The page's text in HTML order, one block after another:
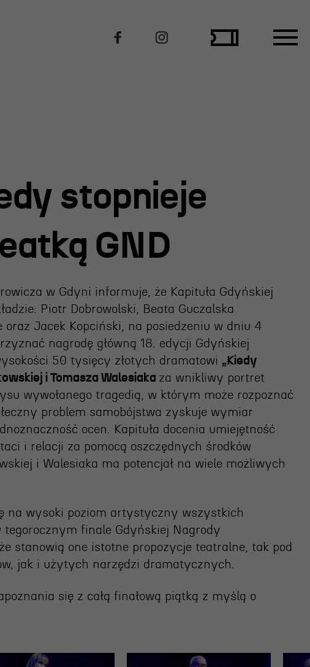
OSIECKA.
ARCHIPELAGI
reż. Jacek Bała
stopnieje
GND
w Gdyni informuje, że Kapituła Gdyńskiej
Piotr Dobrowolski, Beata Guczalska
oraz Jacek Kopciński, na posiedzeniu w dniu 4
nagrodę główną 18. edycji Gdyńskiej
50 tysięcy złotych dramatowi „Kiedy
i Tomasza Walesiaka za wnikliwy portret
wywołanego tragedią, w którym może rozpoznać
problem samobójstwa zyskuje wymiar
ocen. Kapituła docenia umiejętność
i relacji za pomocą oszczędnych środków
i Walesiaka ma potencjał na wiele możliwych
na wysoki poziom artystyczny wszystkich
tegorocznym finale Gdyńskiej Nagrody
stanowią one istotne propozycje teatralne, tak pod
jak i użytych narzędzi dramatycznych.
się z całą finałową piątką z myślą o